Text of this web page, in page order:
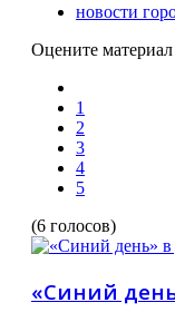
новости
Оцените материал
1
2
3
4
5
(6 голосов)
«Синий